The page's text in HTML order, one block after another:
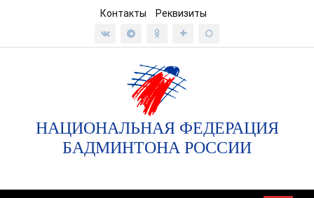
Контакты Реквизиты
НАЦИОНАЛЬНАЯ ФЕДЕРАЦИЯ
БАДМИНТОНА РОССИИ